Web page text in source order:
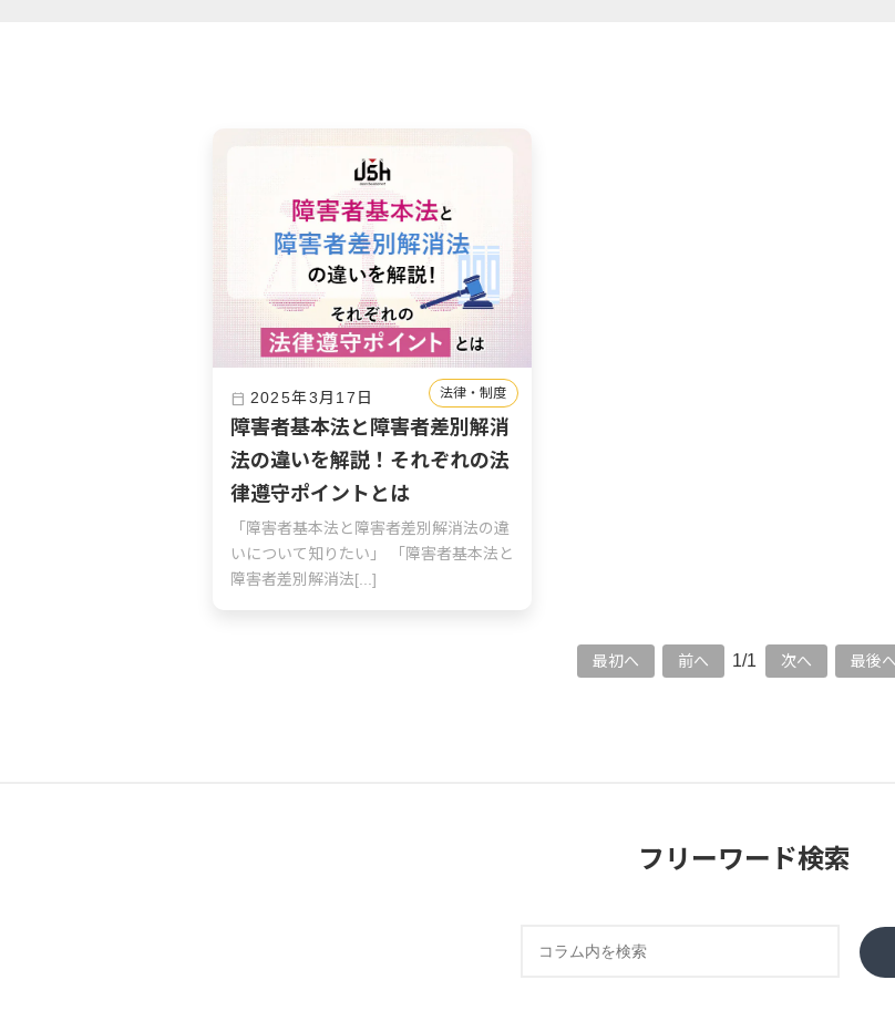
calendar_today 2025年3月17日
障害者基本法と障害者差別解消
法の違いを解説！それぞれの法
律遵守ポイントとは
「障害者基本法と障害者差別解消法の違
いについて知りたい」 「障害者基本法と
障害者差別解消法[...]
法律・制度
最初へ 前へ 1/1 次へ 最後へ
フリーワード検索